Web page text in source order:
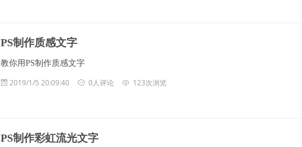
PS制作质感文字
教你用PS制作质感文字
2019/1/5 20:09:40 0人评论 123次浏览
PS制作彩虹流光文字